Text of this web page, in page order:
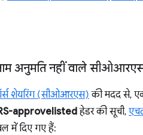
अनुमति नहीं वाले सीओआरएस
शेयरिंग (सीओआरएस)की मदद से,
approvelistedहेडर की सूची,
में दिए गए हैं: